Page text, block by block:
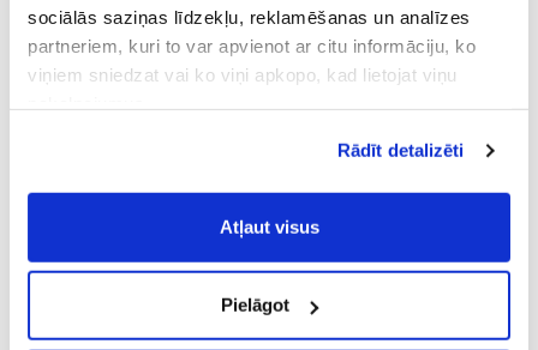
sociālās saziņas līdzekļu, reklamēšanas un analīzes
partneriem, kuri to var apvienot ar citu informāciju, ko
viņiem sniedzat vai ko viņi apkopo, kad lietojat viņu
Vispārīgiem vietnes lietošanas
noteikumiem(saīsināti - VVLN).
Rādīt detalizēti
Atļaut visus
Pielāgot